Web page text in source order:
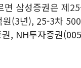
삼성증권은 제
(3년), 25-3차
, NH투자증권